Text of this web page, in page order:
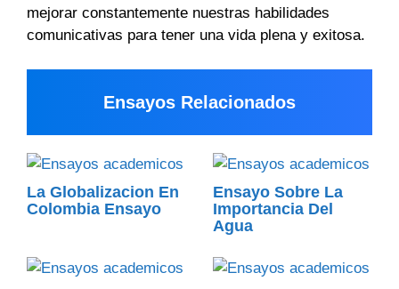
mejorar constantemente nuestras habilidades
comunicativas para tener una vida plena y exitosa.
Ensayos Relacionados
La Globalizacion En
Colombia Ensayo
Ensayo Sobre La
Importancia Del
Agua